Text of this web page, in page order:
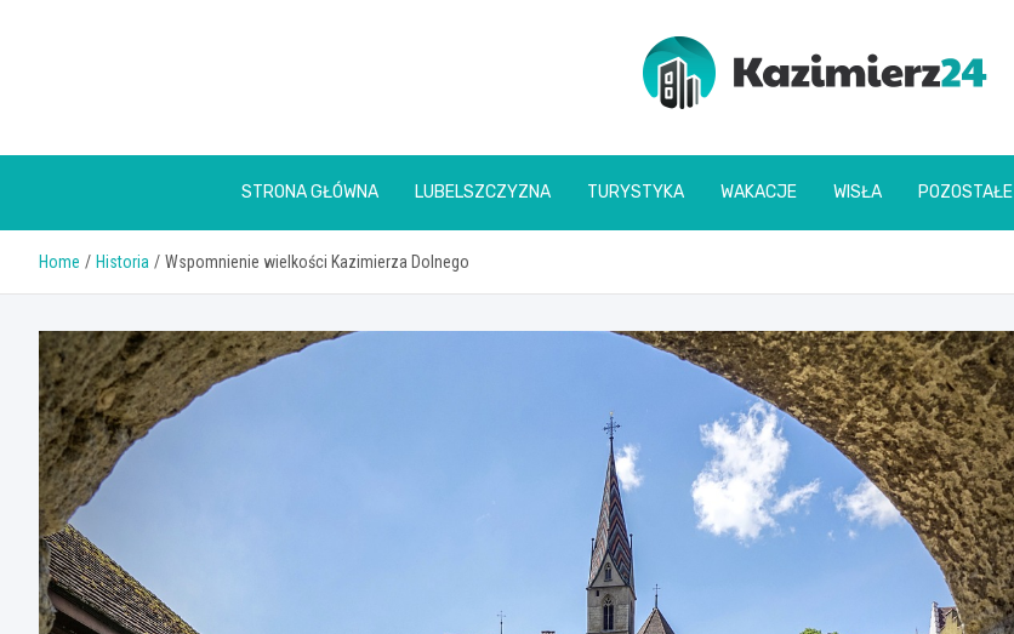
kazimierz24.pl
STRONA GŁÓWNA LUBELSZCZYZNA TURYSTYKA WAKACJE WISŁA POZOSTAŁE
Home Historia Wspomnienie wielkości Kazimierza Dolnego